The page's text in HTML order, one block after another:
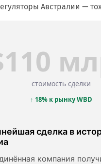
Австралии —
стоимость сделки
↑ 18% к рынку WBD
сделка в
компания